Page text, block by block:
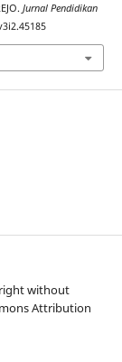
Jurnal Pendidikan
without
Attribution